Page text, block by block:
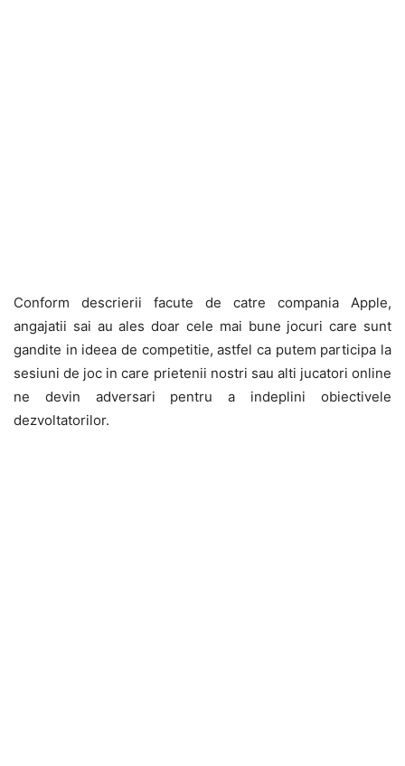
Conform descrierii facute de catre compania Apple,
angajatii sai au ales doar cele mai bune jocuri care sunt
gandite in ideea de competitie, astfel ca putem participa la
sesiuni de joc in care prietenii nostri sau alti jucatori online
ne devin adversari pentru a indeplini obiectivele
dezvoltatorilor.